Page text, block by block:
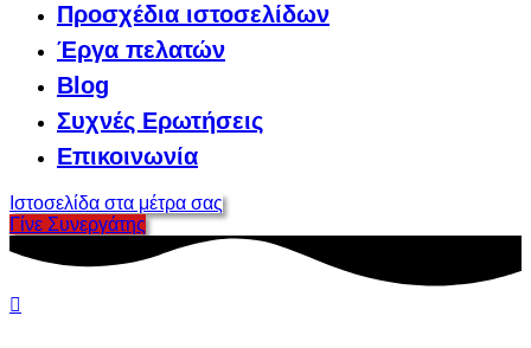
Προσχέδια ιστοσελίδων
Έργα πελατών
Blog
Συχνές Ερωτήσεις
Επικοινωνία
Ιστοσελίδα στα μέτρα σας
Γίνε Συνεργάτης